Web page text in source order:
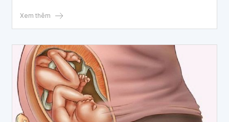
sinh mổ?
Xem thêm